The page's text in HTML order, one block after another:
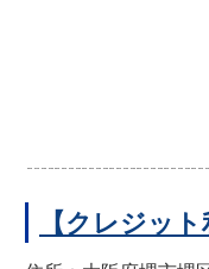
【クレジッ